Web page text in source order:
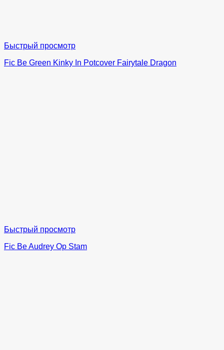
Быстрый просмотр
Fic Be Green Kinky In Potcover Fairytale Dragon
Быстрый просмотр
Fic Be Audrey Op Stam